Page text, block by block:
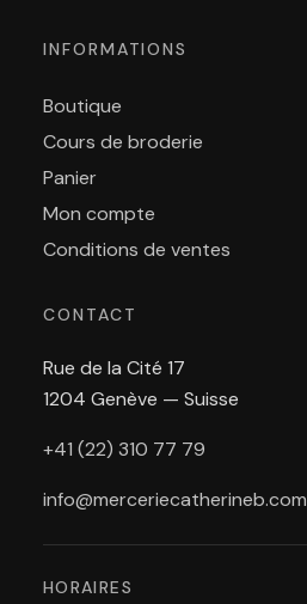
INFORMATIONS
Boutique
Cours de broderie
Panier
Mon compte
Conditions de ventes
CONTACT
Rue de la Cité 17
1204 Genève — Suisse
+41 (22) 310 77 79
info@merceriecatherineb.com
HORAIRES